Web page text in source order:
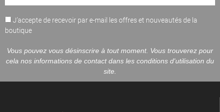
J’accepte de recevoir par e-mail les offres et nouveautés de la
boutique
Vous pouvez vous désinscrire à tout moment. Vous trouverez pour
cela nos informations de contact dans les conditions d'utilisation du
site.